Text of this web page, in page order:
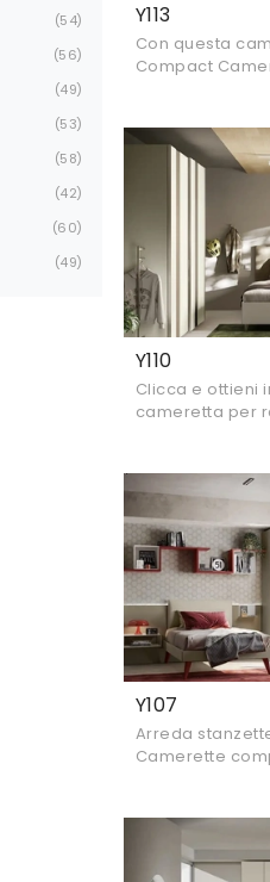
54
56
49
53
58
42
60
49
Y113
Con questa
Compact
Y110
Clicca e ottieni
cameretta per
Y107
Arreda
Camerette